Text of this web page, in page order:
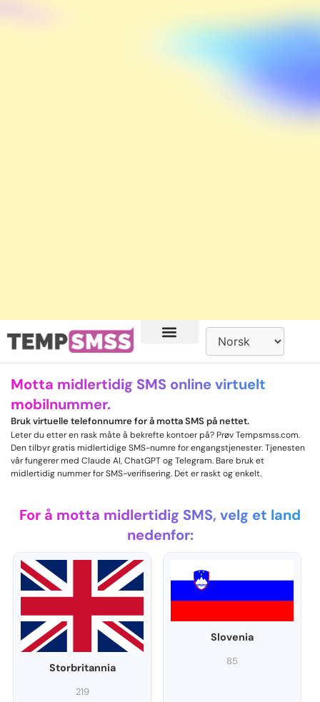
Motta midlertidig SMS online virtuelt
mobilnummer.
Bruk virtuelle telefonnumre for å motta SMS på nettet.
Leter du etter en rask måte å bekrefte kontoer på? Prøv Tempsmss.com.
Den tilbyr gratis midlertidige SMS-numre for engangstjenester. Tjenesten
vår fungerer med Claude AI, ChatGPT og Telegram. Bare bruk et
midlertidig nummer for SMS-verifisering. Det er raskt og enkelt.
For å motta midlertidig SMS, velg et land
nedenfor:
Storbritannia
219
Slovenia
85